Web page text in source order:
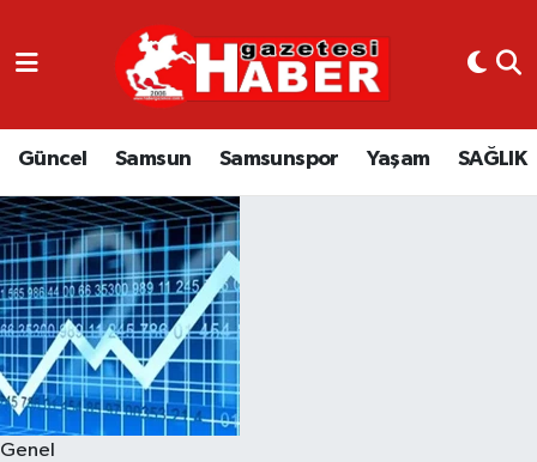
Güncel Samsun Samsunspor Yaşam SAĞLIK
Genel
GÜNCEL
SAMSUN
SAMSUNSPOR
EKONOMİ
YAŞAM